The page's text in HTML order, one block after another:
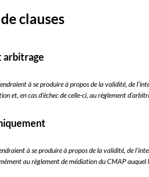
clauses​
arbitrage​
à se produire à propos de la validité, de
et, en cas d’échec de celle-ci, au règlement
à se produire à propos de la validité, de
au règlement de médiation du CMAP auquel